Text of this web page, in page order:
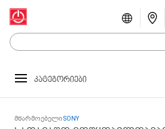
კატეგორიები
მწარმოებელიSONY